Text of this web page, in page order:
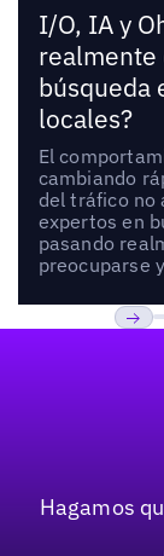
I/O, IA y
realmente
búsqueda
locales?
El
cambiando
del tráfico no
expertos en
pasando
preocuparse
Hagamos